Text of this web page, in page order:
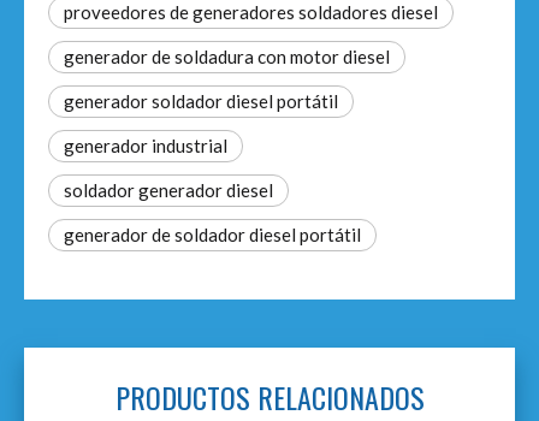
proveedores de generadores soldadores diesel
generador de soldadura con motor diesel
generador soldador diesel portátil
generador industrial
soldador generador diesel
generador de soldador diesel portátil
PRODUCTOS RELACIONADOS